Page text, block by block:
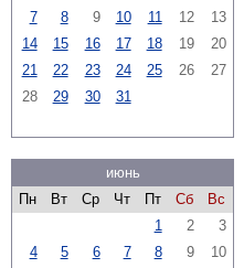
7
8 9 10 11 12
13
14
15 16 17 18 19
20
21
22 23 24 25 26
27
28
29 30 31
июнь
Пн
Вт Ср Чт Пт Сб
Вс
1
2
3
4
5 6 7 8 9
10